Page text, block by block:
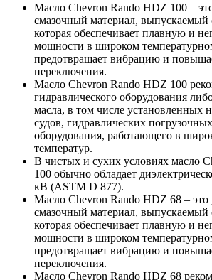
Масло Chevron Rando HDZ 100 –
смазочный материал, выпускаемый
которая обеспечивает плавную и
мощности в широком
предотвращает вибрацию и
переключения.
Масло Chevron Rando HDZ 100
гидравлического оборудования
масла, в том числе установленных
судов, гидравлических
оборудования, работающего в
температур.
В чистых и сухих условиях масло
100 обычно обладает
кВ (ASTM D 877).
Масло Chevron Rando HDZ 68 – это
смазочный материал, выпускаемый
которая обеспечивает плавную и
мощности в широком
предотвращает вибрацию и
переключения.
Масло Chevron Rando HDZ 68